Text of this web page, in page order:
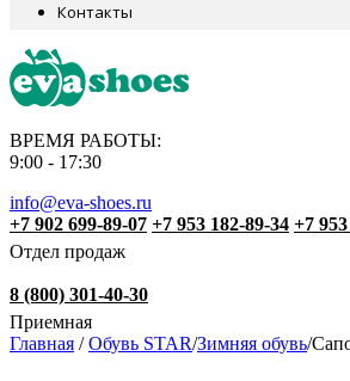
Контакты
ВРЕМЯ РАБОТЫ:
9:00 - 17:30
info@eva-shoes.ru
+7 902 699-89-07 +7 953 182-89-34 +7
Отдел продаж
8 (800) 301-40-30
Приемная
Главная / Обувь STAR/Зимняя обувь/